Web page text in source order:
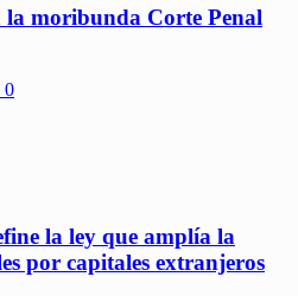
la moribunda Corte Penal
0
la ley que amplía la
por capitales extranjeros